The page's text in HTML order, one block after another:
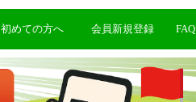
初めての方へ 会員新規登録 FAQ